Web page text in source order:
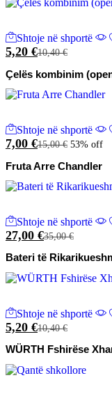
Shtoje në shportë
5,20 €10,40€
Çelës kombinim
Shtoje në shportë
7,00 €15,00€ 53% off
Fruta Arre Chandler
Shtoje në shportë
27,00 €35,00€
Bateri të
Shtoje në shportë
5,20 €10,40€
WÜRTH Fshirëse